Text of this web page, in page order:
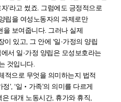
’라고 썼죠. 그럼에도 긍정적으로
립을 여성노동자의 과제로만
보여줍니다. 그러나 실제
이 있고, 그 안에 ‘일·가정의 양립
서 일·가정 양립은 모성보호라는
것입니다.
적으로 무엇을 의미하는지 법적
’, ‘일‧가족’의 의미를 다르게
대개 노동시간, 휴가와 휴직,